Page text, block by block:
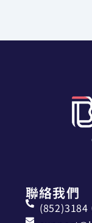
聯絡我們
(852)3184